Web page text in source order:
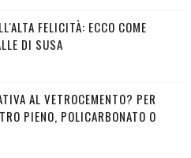
FELICITÀ: ECCO COME
DI SUSA
AL VETROCEMENTO? PER
PIENO, POLICARBONATO O